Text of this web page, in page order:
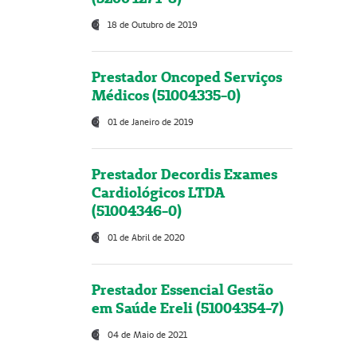
18 de Outubro de 2019
Prestador Oncoped Serviços
Médicos (51004335-0)
01 de Janeiro de 2019
Prestador Decordis Exames
Cardiológicos LTDA
(51004346-0)
01 de Abril de 2020
Prestador Essencial Gestão
em Saúde Ereli (51004354-7)
04 de Maio de 2021